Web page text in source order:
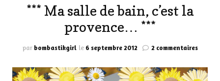
*** Ma salle de bain, c’est la
provence… ***
par bombastikgirl le 6 septembre 2012 2 commentairessur
Ma
salle